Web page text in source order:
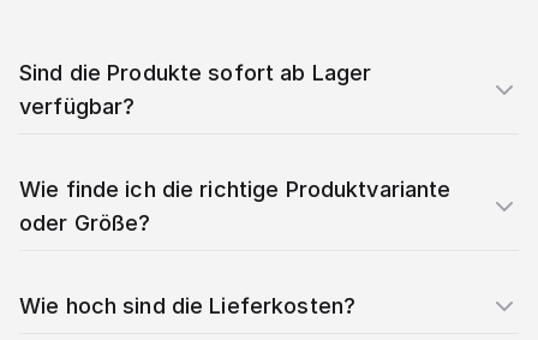
Sind die Produkte sofort ab Lager
verfügbar?
Wie finde ich die richtige Produktvariante
oder Größe?
Wie hoch sind die Lieferkosten?